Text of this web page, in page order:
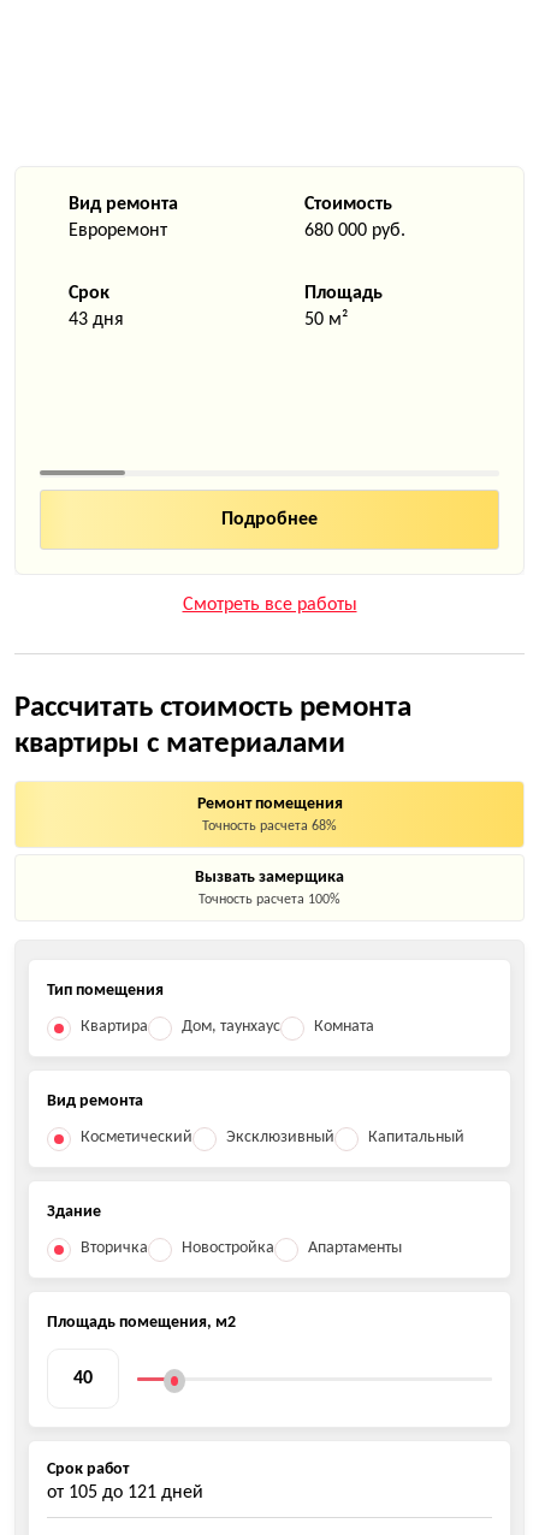
Вид ремонта
Евроремонт
Стоимость
680 000 руб.
Срок
43 дня
Площадь
50 м²
Смотреть все работы
Рассчитать стоимость ремонта
квартиры с материалами
Ремонт помещения
Точность расчета 68%
Вызвать замерщика
Точность расчета 100%
Тип помещения
Квартира
Дом, таунхаус Комната
Вид ремонта
Косметический
Эксклюзивный Капитальный
Здание
Вторичка
Новостройка Апартаменты
Площадь помещения, м2
Срок работ
от 105 до 121 дней